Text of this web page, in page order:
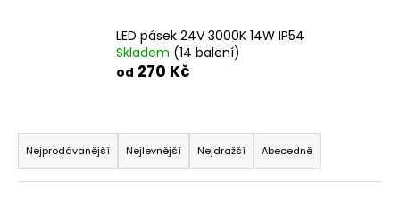
LED pásek 24V 3000K 14W IP54
Skladem (14 balení)
od 270 Kč
Ř
a
z
Nejprodávanější Nejlevnější Nejdražší Abecedně
í
t
?